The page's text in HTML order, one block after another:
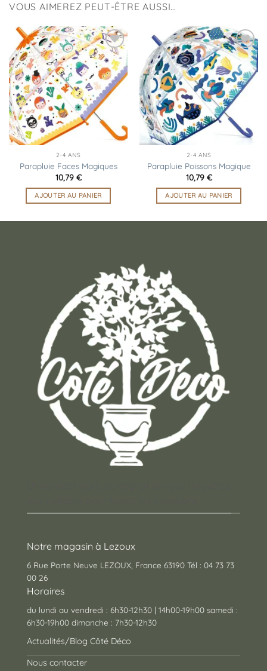
VOUS AIMEREZ PEUT-ÊTRE AUSSI…
Ajouter
à la
liste
d’envies
2-4 ANS
Parapluie Faces Magiques
10,79 €
AJOUTER AU PANIER
Ajouter
à la
liste
d’envies
2-4 ANS
Parapluie Poissons Magique
10,79 €
AJOUTER AU PANIER
Notre magasin à Lezoux
6 Rue Porte Neuve LEZOUX, France 63190 Tél : 04 73 73
00 26
Horaires
du lundi au vendredi : 6h30-12h30 | 14h00-19h00 samedi :
6h30-19h00 dimanche : 7h30-12h30
Actualités/Blog Côté Déco
Nous contacter